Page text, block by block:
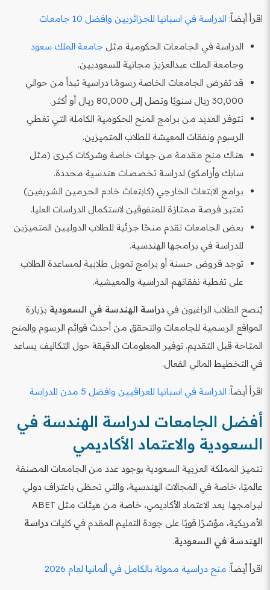
اقرأ أيضاً: الدراسة في اسبانيا للجزائريين وافضل 10 جامعات
الدراسة في الجامعات الحكومية مثل جامعة الملك سعود
وجامعة الملك عبدالعزيز مجانية للسعوديين.
قد تفرض الجامعات الخاصة رسومًا دراسية تبدأ من حوالي
30,000 ريال سنويًا وتصل إلى 80,000 ريال أو أكثر.
تتوفر العديد من برامج المنح الحكومية الكاملة التي تغطي
الرسوم ونفقات المعيشة للطلاب المتميزين.
هناك منح مقدمة من جهات خاصة وشركات كبرى (مثل
سابك وأرامكو) لدراسة تخصصات هندسية محددة.
برامج الابتعاث الخارجي (كابتعاث خادم الحرمين الشريفين)
تعتبر فرصة ممتازة للمتفوقين لاستكمال الدراسات العليا.
بعض الجامعات تقدم منحًا جزئية للطلاب الدوليين المتميزين
للدراسة في برامجها الهندسية.
توجد قروض حسنة أو برامج تمويل طلابية لمساعدة الطلاب
على تغطية نفقاتهم الدراسية والمعيشية.
يُنصح الطلاب الراغبون في دراسة الهندسة في السعودية بزيارة
المواقع الرسمية للجامعات والتحقق من أحدث قوائم الرسوم والمنح
المتاحة قبل التقديم. توفير المعلومات الدقيقة حول التكاليف يساعد
في التخطيط المالي الفعال.
اقرأ أيضاً: الدراسة في اسبانيا للعراقيين وافضل 5 مدن للدراسة
أفضل الجامعات لدراسة الهندسة في
السعودية والاعتماد الأكاديمي
تتميز المملكة العربية السعودية بوجود عدد من الجامعات المصنفة
عالميًا، خاصة في المجالات الهندسية، والتي تحظى باعتراف دولي
لبرامجها. يعد الاعتماد الأكاديمي، خاصة من هيئات مثل ABET
الأمريكية، مؤشرًا قويًا على جودة التعليم المقدم في كليات دراسة
الهندسة في السعودية.
اقرأ أيضاً: منح دراسية ممولة بالكامل في ألمانيا لعام 2026